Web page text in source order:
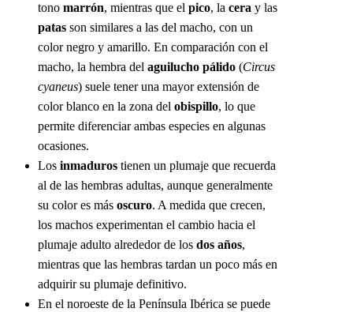
tono marrón, mientras que el pico, la cera y las
patas son similares a las del macho, con un
color negro y amarillo. En comparación con el
macho, la hembra del aguilucho pálido (Circus
cyaneus) suele tener una mayor extensión de
color blanco en la zona del obispillo, lo que
permite diferenciar ambas especies en algunas
ocasiones.
Los inmaduros tienen un plumaje que recuerda
al de las hembras adultas, aunque generalmente
su color es más oscuro. A medida que crecen,
los machos experimentan el cambio hacia el
plumaje adulto alrededor de los dos años,
mientras que las hembras tardan un poco más en
adquirir su plumaje definitivo.
En el noroeste de la Península Ibérica se puede